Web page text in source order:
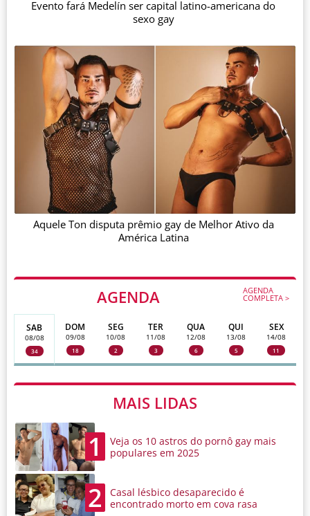
AGENDA AGENDA
COMPLETA >
SAB
08/08
34
DOM
09/08
18
SEG
10/08
2
TER
11/08
3
QUA
12/08
6
QUI
13/08
5
SEX
14/08
11
MAIS LIDAS
1
Veja os 10 astros do pornô gay mais
populares em 2025
2
Casal lésbico desaparecido é
encontrado morto em cova rasa
Evento fará Medelín ser capital latino-americana do
sexo gay
Aquele Ton disputa prêmio gay de Melhor Ativo da
América Latina